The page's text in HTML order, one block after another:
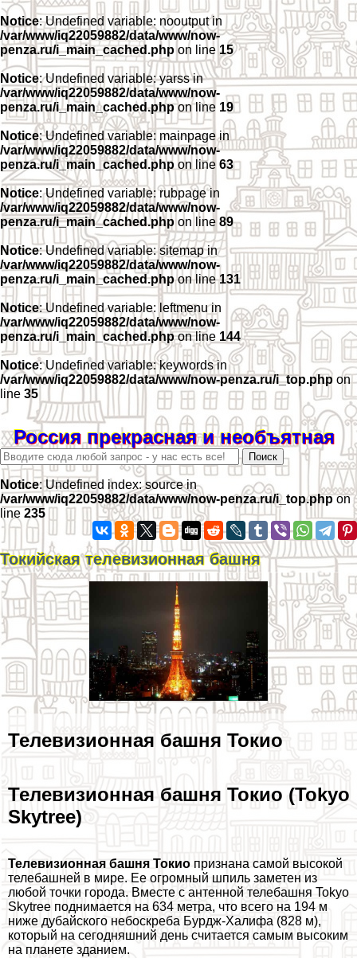
Notice: Undefined variable: nooutput in
/var/www/iq22059882/data/www/now-
penza.ru/i_main_cached.php on line 15
Notice: Undefined variable: yarss in
/var/www/iq22059882/data/www/now-
penza.ru/i_main_cached.phpon line 19
Notice: Undefined variable: mainpage in
/var/www/iq22059882/data/www/now-
penza.ru/i_main_cached.php on line 63
Notice: Undefined variable: rubpage in
/var/www/iq22059882/data/www/now-
penza.ru/i_main_cached.php on line 89
Notice: Undefined variable: sitemap in
/var/www/iq22059882/data/www/now-
penza.ru/i_main_cached.phpon line131
Notice: Undefined variable: leftmenu in
/var/www/iq22059882/data/www/now-
penza.ru/i_main_cached.phpon line 144
Notice: Undefined variable: keywords in
/var/www/iq22059882/data/www/now-penza.ru/i_top.php on
line 35
Россия прекрасная и необъятная
Notice: Undefined index: source in
/var/www/iq22059882/data/www/now-penza.ru/i_top.phpon
line 235
Токийская телевизионная башня
Телевизионная башня Токио
Телевизионная башня Токио (Tokyo
Skytree)
Телевизионная башня Токио признана самой высокой
телeбашней в мире. Ее огромный шпиль заметен из
любой точки города. Вместе с антенной телeбашня Tokyo
Skytree поднимается на 634 метра, что всего на 194 м
ниже дубайского небоскреба Бурдж-Халифа (828 м),
который на сегодняшний день считается самым высоким
на планете зданием.